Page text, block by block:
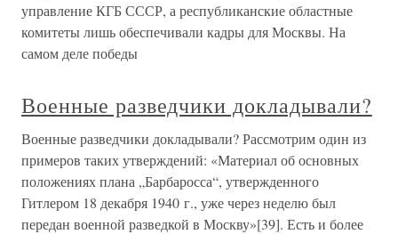
управление КГБ СССР, а республиканские областные
комитеты лишь обеспечивали кадры для Москвы. На
самом деле победы
Военные разведчики докладывали?
Военные разведчики докладывали? Рассмотрим один из
примеров таких утверждений: «Материал об основных
положениях плана „Барбаросса“, утвержденного
Гитлером 18 декабря 1940 г., уже через неделю был
передан военной разведкой в Москву»[39]. Есть и более